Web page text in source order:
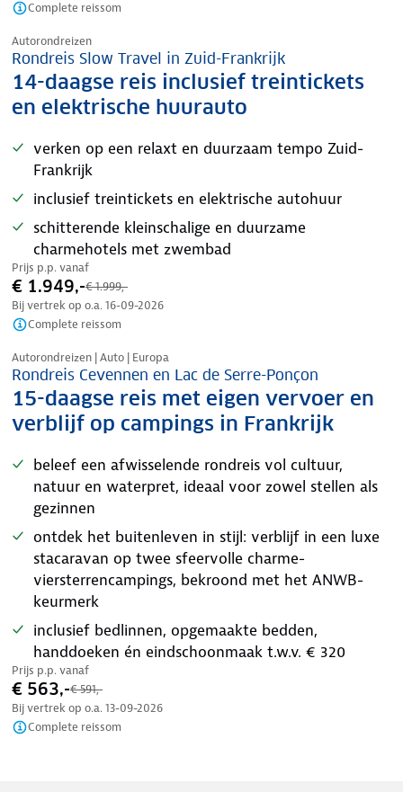
Complete reissom
Nazomer korting
Autorondreizen
Rondreis Slow Travel in Zuid-Frankrijk
14-daagse reis inclusief treintickets
en elektrische huurauto
verken op een relaxt en duurzaam tempo Zuid-
Frankrijk
inclusief treintickets en elektrische autohuur
schitterende kleinschalige en duurzame
charmehotels met zwembad
Prijs p.p. vanaf
€ 1.949,-€ 1.999,-
Bij vertrek op o.a. 16-09-2026
Complete reissom
Nazomer korting
Autorondreizen | Auto | Europa
Rondreis Cevennen en Lac de Serre-Ponçon
15-daagse reis met eigen vervoer en
verblijf op campings in Frankrijk
beleef een afwisselende rondreis vol cultuur,
natuur en waterpret, ideaal voor zowel stellen als
gezinnen
ontdek het buitenleven in stijl: verblijf in een luxe
stacaravan op twee sfeervolle charme-
viersterrencampings, bekroond met het ANWB-
keurmerk
inclusief bedlinnen, opgemaakte bedden,
handdoeken én eindschoonmaak t.w.v. € 320
Prijs p.p. vanaf
€ 563,-€ 591,-
Bij vertrek op o.a. 13-09-2026
Complete reissom